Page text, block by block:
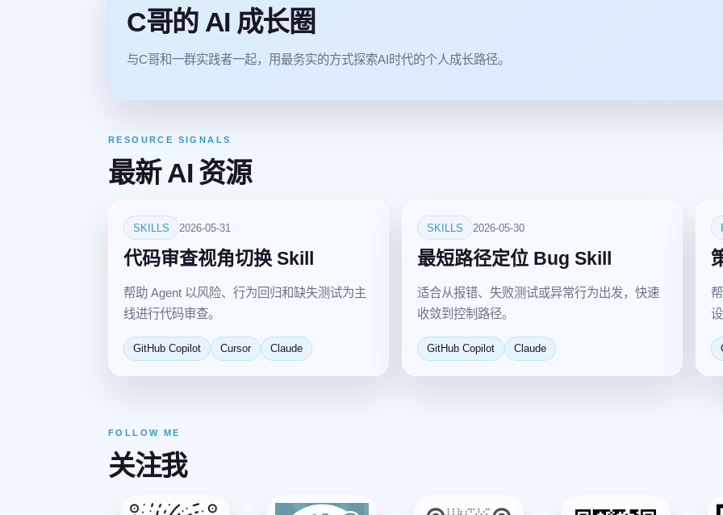
C哥的 AI 成长圈
与C哥和一群实践者一起，用最务实的方式探索AI时代的个人成长路径。
RESOURCE SIGNALS
最新 AI 资源
SKILLS 2026-05-31
代码审查视角切换 Skill
帮助 Agent 以风险、行为回归和缺失测试为主
线进行代码审查。
GitHub Copilot Cursor Claude
SKILLS 2026-05-30
最短路径定位 Bug Skill
适合从报错、失败测试或异常行为出发，快速
收敛到控制路径。
GitHub Copilot Claude
FOLLOW ME
关注我